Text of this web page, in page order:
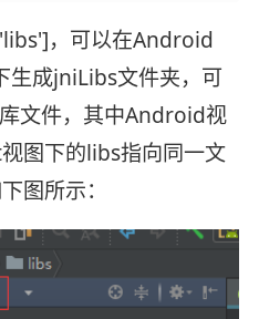
，可以在Android
成jniLibs文件夹，可
文件，其中Android视
图下的libs指向同一文
图所示：